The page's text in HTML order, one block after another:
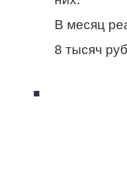
В месяц
8 тысяч